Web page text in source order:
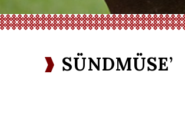
SÜNDMÜSE’